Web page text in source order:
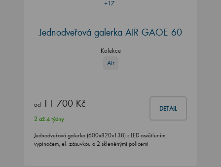
+17
Jednodveřová galerka AIR GAOE 60
Kolekce
Air
od 11 700 Kč DETAIL
2 až 4 týdny
Jednodveřová galerka (600x820x138) s LED osvětlením,
vypínačem, el. zásuvkou a 2 skleněnými policemi